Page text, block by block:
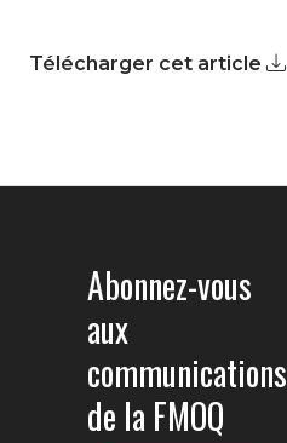
Télécharger cet article
Abonnez-vous
aux
communications
de la FMOQ